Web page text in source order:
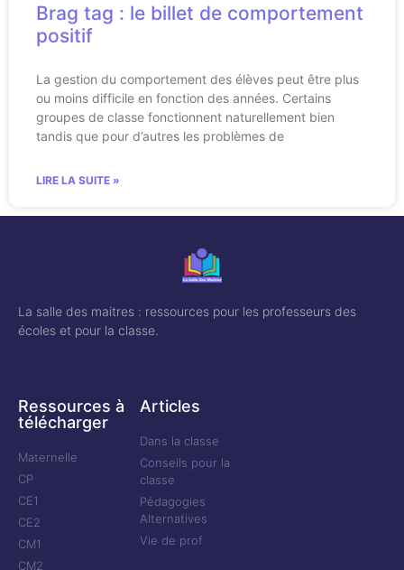
Brag tag : le billet de comportement
positif
La gestion du comportement des élèves peut être plus
ou moins difficile en fonction des années. Certains
groupes de classe fonctionnent naturellement bien
tandis que pour d’autres les problèmes de
LIRE LA SUITE »
La salle des maitres : ressources pour les professeurs des
écoles et pour la classe.
Ressources à
télécharger
Maternelle
CP
CE1
CE2
CM1
CM2
Articles
Dans la classe
Conseils pour la
classe
Pédagogies
Alternatives
Vie de prof